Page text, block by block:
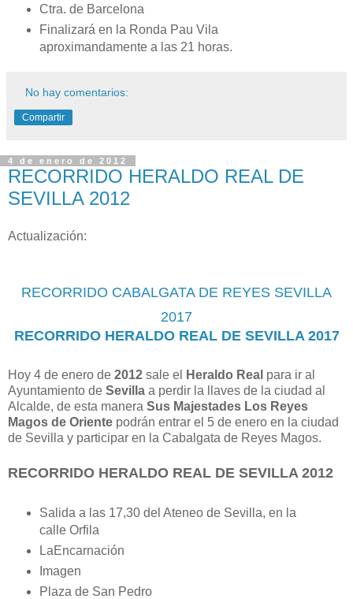
Ctra. de Barcelona
Finalizará en la Ronda Pau Vila
aproximandamente a las 21 horas.
No hay comentarios:
Compartir
4 de enero de 2012
RECORRIDO HERALDO REAL DE
SEVILLA 2012
Actualización:
RECORRIDO CABALGATA DE REYES SEVILLA
2017
RECORRIDO HERALDO REAL DE SEVILLA 2017
Hoy 4 de enero de 2012 sale el Heraldo Real para ir al
Ayuntamiento de Sevilla a perdir la llaves de la ciudad al
Alcalde, de esta manera Sus Majestades Los Reyes
Magos de Oriente podrán entrar el 5 de enero en la ciudad
de Sevilla y participar en la Cabalgata de Reyes Magos.
RECORRIDO HERALDO REAL DE SEVILLA 2012
Salida a las 17,30 del Ateneo de Sevilla, en la
calle Orfila
LaEncarnación
Imagen
Plaza de San Pedro